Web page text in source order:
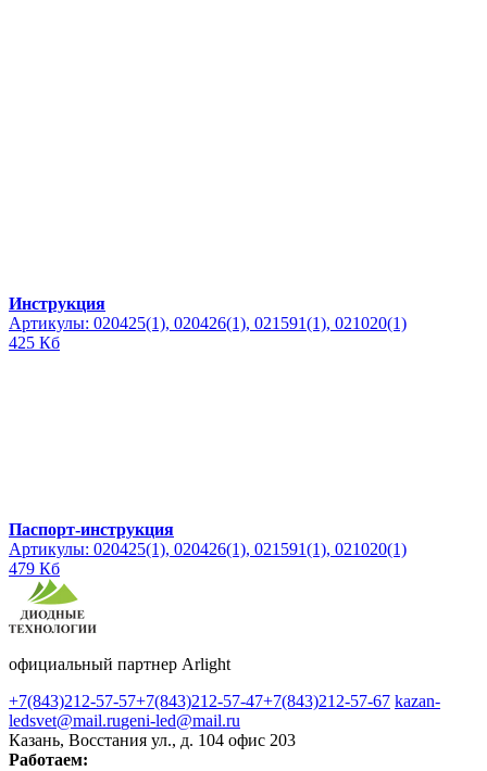
Инструкция
Артикулы: 020425(1), 020426(1), 021591(1), 021020(1)
425 Кб
Паспорт-инструкция
Артикулы: 020425(1), 020426(1), 021591(1), 021020(1)
479 Кб
официальный партнер Arlight
+7(843)212-57-57+7(843)212-57-47+7(843)212-57-67 kazan-
ledsvet@mail.rugeni-led@mail.ru
Казань, Восстания ул., д. 104 офис 203
Работаем: